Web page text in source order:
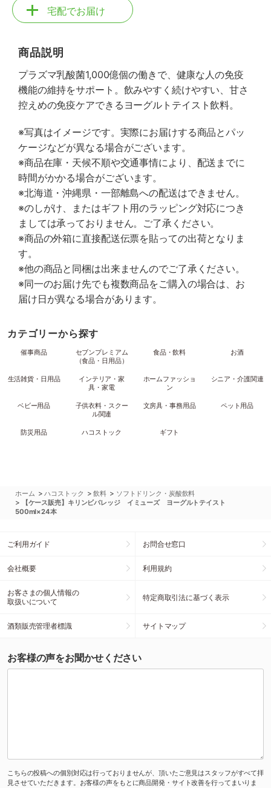
宅配でお届け
商品説明
プラズマ乳酸菌1,000億個の働きで、健康な人の免疫
機能の維持をサポート。飲みやすく続けやすい、甘さ
控えめの免疫ケアできるヨーグルトテイスト飲料。
※写真はイメージです。実際にお届けする商品とパッ
ケージなどが異なる場合がございます。
※商品在庫・天候不順や交通事情により、配送までに
時間がかかる場合がございます。
※北海道・沖縄県・一部離島への配送はできません。
※のしがけ、またはギフト用のラッピング対応につき
ましては承っておりません。ご了承ください。
※商品の外箱に直接配送伝票を貼っての出荷となりま
す。
※他の商品と同梱は出来ませんのでご了承ください。
※同一のお届け先でも複数商品をご購入の場合は、お
届け日が異なる場合があります。
カテゴリーから探す
催事商品
セブンプレミアム
（食品・日用品）
食品・飲料 お酒
生活雑貨・日用品
インテリア・家
具・家電
ホームファッショ
ン
シニア・介護関連
ベビー用品
子供衣料・スクー
ル関連
文房具・事務用品 ペット用品
防災用品 ハコストック ギフト
ホーム >ハコストック >飲料 > ソフトドリンク・炭酸飲料
>
【ケース販売】キリンビバレッジ イミューズ ヨーグルトテイスト
500ml×24本
ご利用ガイド お問合せ窓口
会社概要 利用規約
お客さまの個人情報の
取扱いについて
特定商取引法に基づく表示
酒類販売管理者標識 サイトマップ
お客様の声をお聞かせください
こちらの投稿への個別対応は行っておりませんが、頂いたご意見はスタッフがすべて拝
見させていただきます。お客様の声をもとに商品開発・サイト改善を行ってまいりま